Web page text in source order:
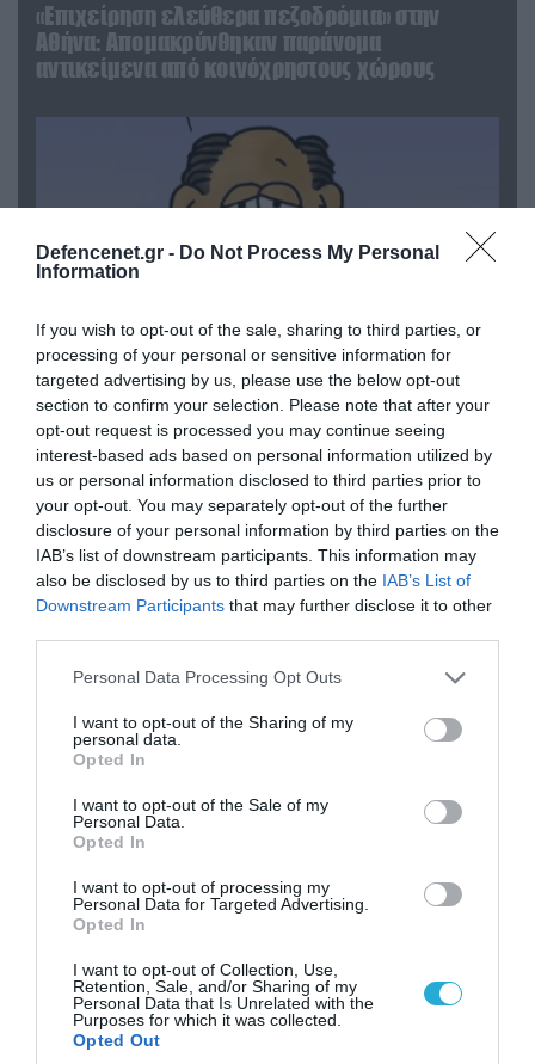
Defencenet.gr - Do Not Process My Personal
Information
If you wish to opt-out of the sale, sharing to third parties, or
processing of your personal or sensitive information for
targeted advertising by us, please use the below opt-out
section to confirm your selection. Please note that after your
opt-out request is processed you may continue seeing
interest-based ads based on personal information utilized by
us or personal information disclosed to third parties prior to
your opt-out. You may separately opt-out of the further
disclosure of your personal information by third parties on the
IAB’s list of downstream participants. This information may
also be disclosed by us to third parties on the IAB’s List of
Downstream Participants that may further disclose it to other
Please note that this website/app uses one or more Google
not limited to your visit or usage behaviour. You may click to
grant or deny consent to Google and its third-party tags to
use your data for below specified purposes in below Google
consent section.
Personal Data Processing Opt Outs
I want to opt-out of the Sharing of my
personal data.
Opted In
I want to opt-out of the Sale of my
Personal Data.
Opted In
I want to opt-out of processing my
Personal Data for Targeted Advertising.
Opted In
I want to opt-out of Collection, Use,
Retention, Sale, and/or Sharing of my
Personal Data that Is Unrelated with the
Purposes for which it was collected.
Opted Out
«Επιχείρηση ελεύθερα πεζοδρόμια» στην
Αθήνα: Απομακρύνθηκαν παράνομα
αντικείμενα από κοινόχρηστους χώρους
06.08.2026 | 09:03
«Οι εντελώς αθώοι»: Η ανάρτηση του Αρκά για
τα ζώα που χάθηκαν στις πυρκαγιές της
Αττικής (φωτο)
04.08.2026 | 15:02
υπουργό Ι.Βαρβιτσιώτη (φωτο)